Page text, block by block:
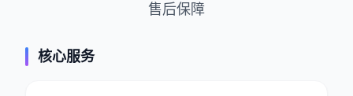
售后保障
核心服务